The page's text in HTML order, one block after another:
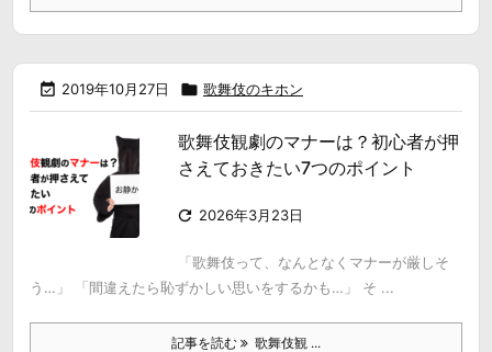
 2019年10月27日  歌舞伎のキホン
歌舞伎観劇のマナーは？初心者が押
さえておきたい7つのポイント
 2026年3月23日
「歌舞伎って、なんとなくマナーが厳しそ
う…」 「間違えたら恥ずかしい思いをするかも…」 そ ...
記事を読む 歌舞伎観 ...